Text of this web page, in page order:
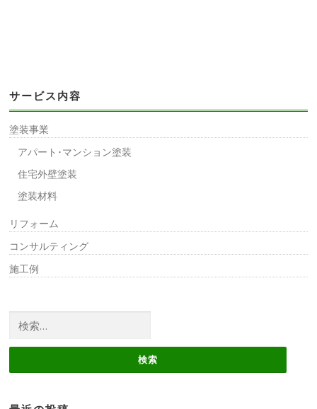
サービス内容
塗装事業
アパート･マンション塗装
住宅外壁塗装
塗装材料
リフォーム
コンサルティング
施工例
索: